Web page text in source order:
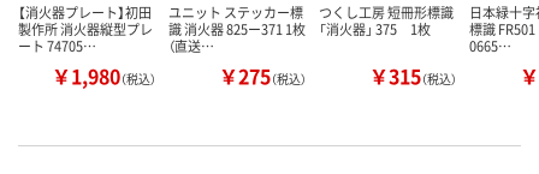
【消火器プレート】初田
製作所 消火器縦型プレ
ート 74705…
￥1,980（税込）
ユニット ステッカー標
識 消火器 825ー371 1枚
（直送…
￥275（税込）
つくし工房 短冊形標識
「消火器」 375 1枚
￥315（税込）
日本緑十
標識 FR501
0665…